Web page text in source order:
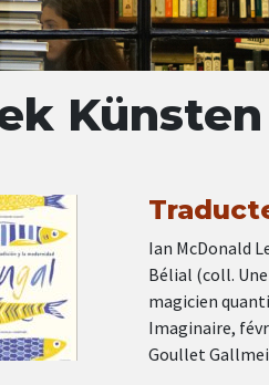
Künsten
Ian McDonald
Bélial (coll.
magicien
Imaginaire,
Goullet